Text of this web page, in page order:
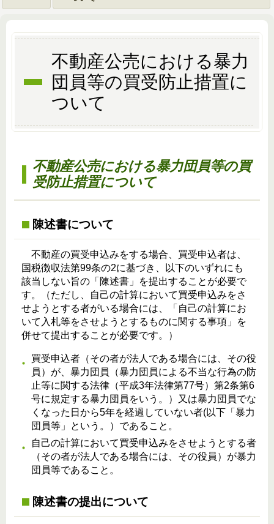
不動産公売における暴力
団員等の買受防止措置に
ついて
不動産公売における暴力団員等の買
受防止措置について
陳述書について
不動産の買受申込みをする場合、買受申込者は、
国税徴収法第99条の2に基づき、以下のいずれにも
該当しない旨の「陳述書」を提出することが必要で
す。（ただし、自己の計算において買受申込みをさ
せようとする者がいる場合には、「自己の計算にお
いて入札等をさせようとするものに関する事項」を
併せて提出することが必要です。）
買受申込者（その者が法人である場合には、その役
員）が、暴力団員（暴力団員による不当な行為の防
止等に関する法律（平成3年法律第77号）第2条第6
号に規定する暴力団員をいう。）又は暴力団員でな
くなった日から5年を経過していない者(以下「暴力
団員等」という。）であること。
自己の計算において買受申込みをさせようとする者
（その者が法人である場合には、その役員）が暴力
団員等であること。
陳述書の提出について